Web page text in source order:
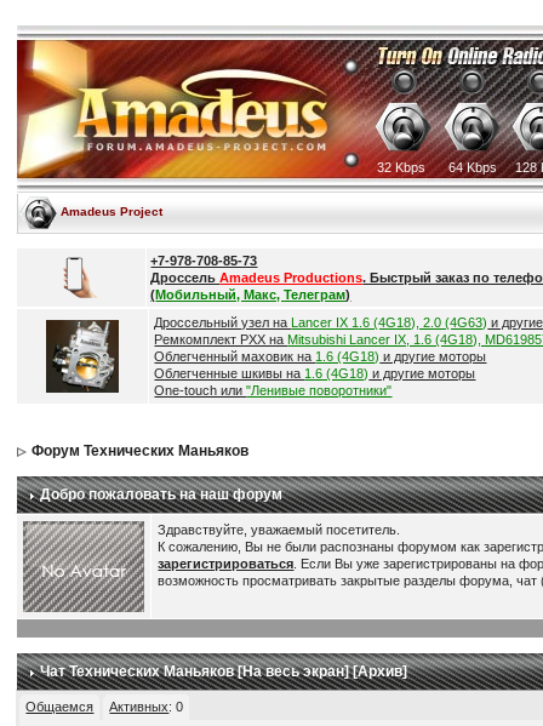
32 Kbps 64 Kbps 128
Amadeus Project
+7-978-708-85-73
ДроссельAmadeus Productions. Быстрый заказ по
(Мобильный, Макс, Телеграм)
Дроссельный узел на Lancer IX 1.6 (4G18), 2.0 (4G63) и
Ремкомплект РХХ на Mitsubishi Lancer IX, 1.6 (4G18),
Облегченный маховик на 1.6 (4G18) и другие моторы
Облегченные шкивы на 1.6 (4G18) и другие моторы
One-touch или"Ленивые поворотники"
Форум Технических Маньяков
Добро пожаловать на наш форум
Здравствуйте, уважаемый посетитель.
К сожалению, Вы не были распознаны форумом как
зарегистрироваться . Если Вы уже зарегистрированы на
возможность просматривать закрытые разделы форума,
Чат Технических Маньяков [На весь экран] [Архив]
Общаемся Активных:0